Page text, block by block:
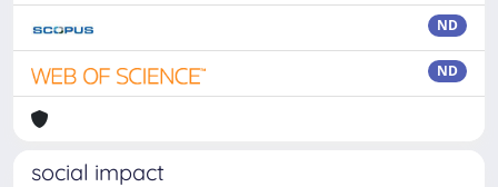
ND
ND
social impact